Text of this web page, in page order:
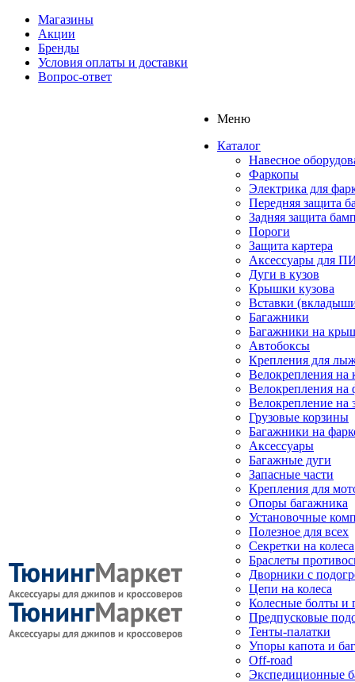
Магазины
Акции
Бренды
Условия оплаты и доставки
Вопрос-ответ
Меню
Каталог
Навесное
Фаркопы
Электрика для
Передняя защита
Задняя защита
Пороги
Защита картера
Аксессуары для
Дуги в кузов
Крышки кузова
Вставки
Багажники
Багажники на
Автобоксы
Крепления для
Велокрепления
Велокрепления на
Велокрепление на
Грузовые корзины
Багажники на
Аксессуары
Багажные дуги
Запасные части
Крепления для
Опоры багажника
Установочные
Полезное для всех
Секретки на колеса
Браслеты
Дворники с
Цепи на колеса
Колесные болты и
Предпусковые
Тенты-палатки
Упоры капота и
Off-road
Экспедиционные